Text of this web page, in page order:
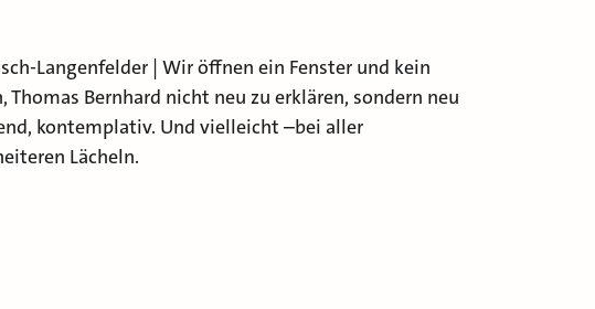
Langenfelder | Wir öffnen ein Fenster und kein
Bernhard nicht neu zu erklären, sondern neu
kontemplativ. Und vielleicht –bei aller
Lächeln.